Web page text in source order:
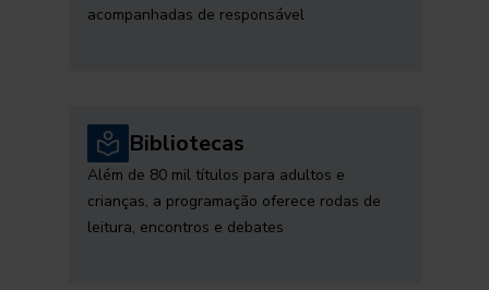
acompanhadas de responsável
Bibliotecas
Além de 80 mil títulos para adultos e
crianças, a programação oferece rodas de
leitura, encontros e debates